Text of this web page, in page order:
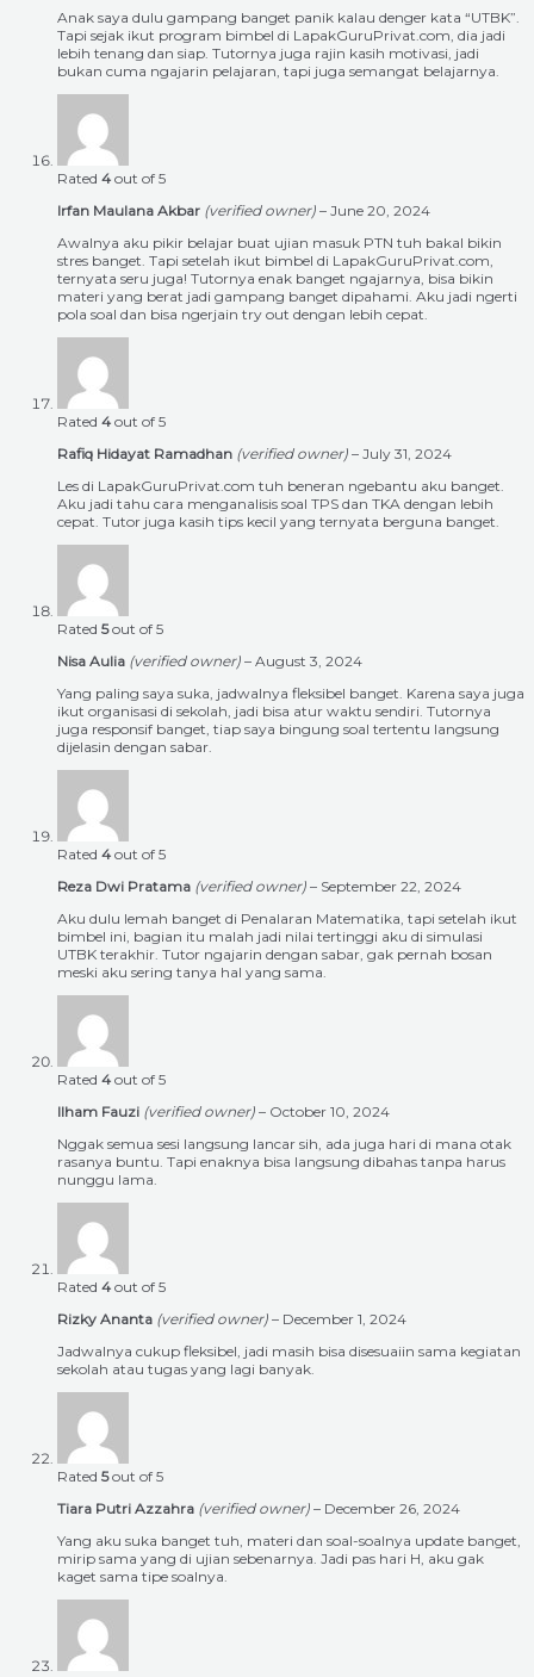
Anak saya dulu gampang banget panik kalau denger kata “UTBK”.
Tapi sejak ikut program bimbel di LapakGuruPrivat.com, dia jadi
lebih tenang dan siap. Tutornya juga rajin kasih motivasi, jadi
bukan cuma ngajarin pelajaran, tapi juga semangat belajarnya.
Rated 4 out of 5
Irfan Maulana Akbar (verified owner) – June 20, 2024
Awalnya aku pikir belajar buat ujian masuk PTN tuh bakal bikin
stres banget. Tapi setelah ikut bimbel di LapakGuruPrivat.com,
ternyata seru juga! Tutornya enak banget ngajarnya, bisa bikin
materi yang berat jadi gampang banget dipahami. Aku jadi ngerti
pola soal dan bisa ngerjain try out dengan lebih cepat.
Rated 4 out of 5
Rafiq Hidayat Ramadhan (verified owner) – July 31, 2024
Les di LapakGuruPrivat.com tuh beneran ngebantu aku banget.
Aku jadi tahu cara menganalisis soal TPS dan TKA dengan lebih
cepat. Tutor juga kasih tips kecil yang ternyata berguna banget.
Rated 5out of 5
Nisa Aulia (verified owner) – August 3, 2024
Yang paling saya suka, jadwalnya fleksibel banget. Karena saya juga
ikut organisasi di sekolah, jadi bisa atur waktu sendiri. Tutornya
juga responsif banget, tiap saya bingung soal tertentu langsung
dijelasin dengan sabar.
Rated 4 out of 5
Reza Dwi Pratama (verified owner) – September 22, 2024
Aku dulu lemah banget di Penalaran Matematika, tapi setelah ikut
bimbel ini, bagian itu malah jadi nilai tertinggi aku di simulasi
UTBK terakhir. Tutor ngajarin dengan sabar, gak pernah bosan
meski aku sering tanya hal yang sama.
Rated 4 out of 5
Ilham Fauzi (verified owner) – October 10, 2024
Nggak semua sesi langsung lancar sih, ada juga hari di mana otak
rasanya buntu. Tapi enaknya bisa langsung dibahas tanpa harus
nunggu lama.
Rated 4 out of 5
Rizky Ananta (verified owner) – December 1, 2024
Jadwalnya cukup fleksibel, jadi masih bisa disesuaiin sama kegiatan
sekolah atau tugas yang lagi banyak.
Rated 5out of 5
Tiara Putri Azzahra (verified owner) – December 26, 2024
Yang aku suka banget tuh, materi dan soal-soalnya update banget,
mirip sama yang di ujian sebenarnya. Jadi pas hari H, aku gak
kaget sama tipe soalnya.